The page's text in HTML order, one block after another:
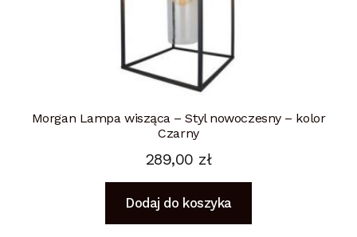
Morgan Lampa wisząca – Styl nowoczesny – kolor
Czarny
289,00 zł
Dodaj do koszyka